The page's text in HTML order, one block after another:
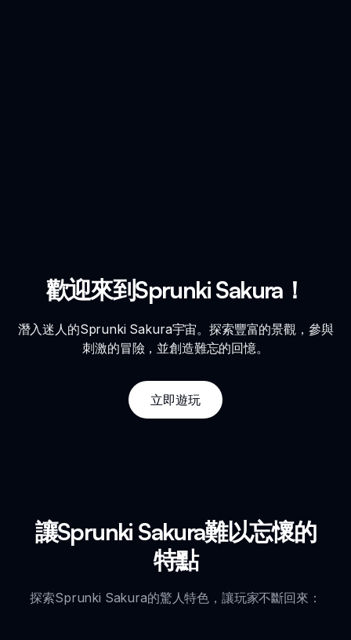
歡迎來到Sprunki Sakura！
潛入迷人的Sprunki Sakura宇宙。探索豐富的景觀，參與
刺激的冒險，並創造難忘的回憶。
立即遊玩
讓Sprunki Sakura難以忘懷的
特點
探索Sprunki Sakura的驚人特色，讓玩家不斷回來：